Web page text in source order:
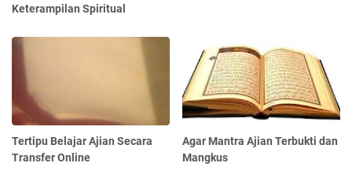
Keterampilan Spiritual
Tertipu Belajar Ajian Secara
Transfer Online
Agar Mantra Ajian Terbukti dan
Mangkus